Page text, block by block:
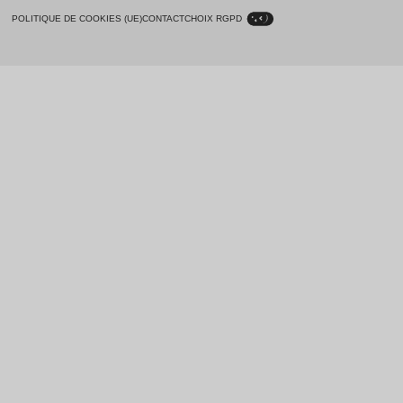
POLITIQUE DE COOKIES (UE)CONTACTCHOIX RGPD